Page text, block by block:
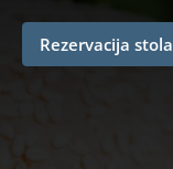
Rezervacija stola